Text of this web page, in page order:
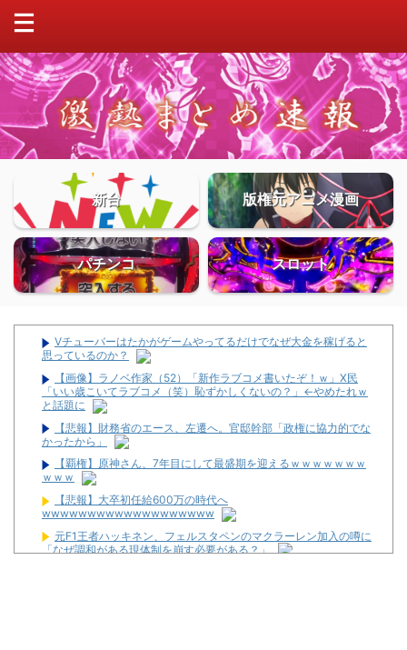
新台 版権元アニメ漫画
パチンコ スロット
Vチューバーはたかがゲームやってるだけでなぜ大金を稼げると
思っているのか？
【画像】ラノベ作家（52）「新作ラブコメ書いたぞ！ｗ」X民
「いい歳こいてラブコメ（笑）恥ずかしくないの？」←やめたれｗ
と話題に
【悲報】財務省のエース、左遷へ。官邸幹部「政権に協力的でな
かったから」
【覇権】原神さん、7年目にして最盛期を迎えるｗｗｗｗｗｗｗ
ｗｗｗ
【悲報】大卒初任給600万の時代へ
wwwwwwwwwwwwwwwwwww
元F1王者ハッキネン、フェルスタペンのマクラーレン加入の噂に
「なぜ調和がある現体制を崩す必要がある？」